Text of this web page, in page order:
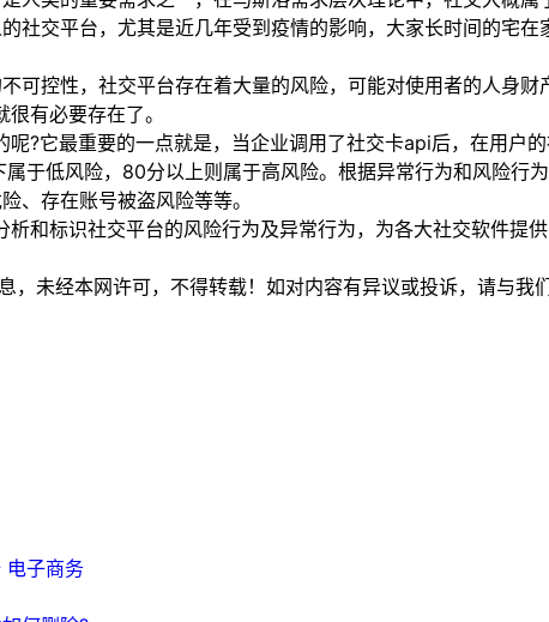
社交平台，尤其是近几年受到疫情的影响，大家长时间的宅
控性，社交平台存在着大量的风险，可能对使用者的人身财
有必要存在了。
它最重要的一点就是，当企业调用了社交卡api后，在用户
于低风险，80分以上则属于高风险。根据异常行为和风险
、存在账号被盗风险等等。
析和标识社交平台的风险行为及异常行为，为各大社交软件提
，未经本网许可，不得转载！如对内容有异议或投诉，请与
电子商务